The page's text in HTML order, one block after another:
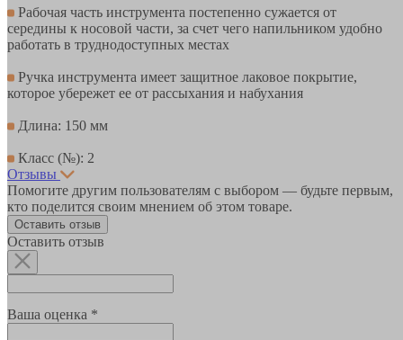
Рабочая часть инструмента постепенно сужается от
середины к носовой части, за счет чего напильником удобно
работать в труднодоступных местах
Ручка инструмента имеет защитное лаковое покрытие,
которое убережет ее от рассыхания и набухания
Длина: 150 мм
Класс (№): 2
Отзывы
Помогите другим пользователям с выбором — будьте первым,
кто поделится своим мнением об этом товаре.
Оставить отзыв
Оставить отзыв
Ваша оценка *